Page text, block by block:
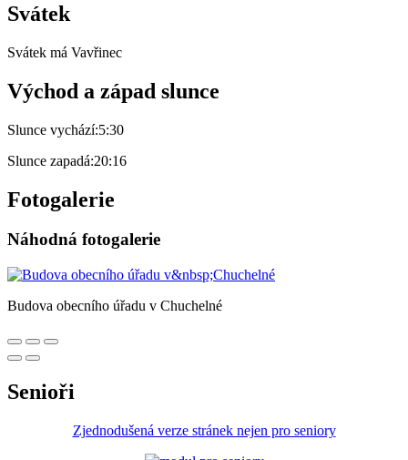
Svátek
Svátek má Vavřinec
Východ a západ slunce
Slunce vychází:5:30
Slunce zapadá:20:16
Fotogalerie
Náhodná fotogalerie
Budova obecního úřadu v Chuchelné
Senioři
Zjednodušená verze stránek nejen pro seniory